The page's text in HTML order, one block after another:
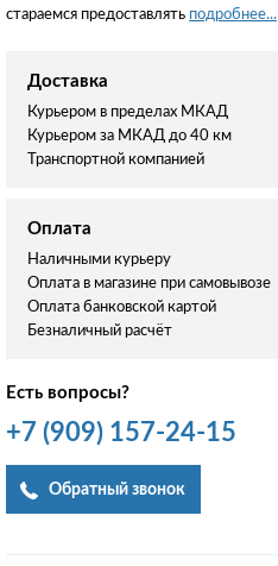
стараемся предоставлять подробнее...
Доставка
Курьером в пределах МКАД
Курьером за МКАД до 40 км
Транспортной компанией
Оплата
Наличными курьеру
Оплата в магазине при самовывозе
Оплата банковской картой
Безналичный расчёт
Есть вопросы?
+7 (909) 157-24-15
Обратный звонок